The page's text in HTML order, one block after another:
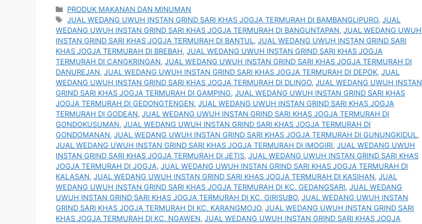
Kategori
PRODUK MAKANAN DAN MINUMAN
Tag
JUAL WEDANG UWUH INSTAN GRIND SARI KHAS JOGJA TERMURAH DI BAMBANGLIPURO,JUAL
WEDANG UWUH INSTAN GRIND SARI KHAS JOGJA TERMURAH DI BANGUNTAPAN, JUAL WEDANG UWUH
INSTAN GRIND SARI KHAS JOGJA TERMURAH DI BANTUL, JUAL WEDANG UWUH INSTAN GRIND SARI
KHAS JOGJA TERMURAH DI BREBAH, JUAL WEDANG UWUH INSTAN GRIND SARI KHAS JOGJA
TERMURAH DI CANGKRINGAN, JUAL WEDANG UWUH INSTAN GRIND SARI KHAS JOGJA TERMURAH DI
DANUREJAN, JUAL WEDANG UWUH INSTAN GRIND SARI KHAS JOGJA TERMURAH DI DEPOK, JUAL
WEDANG UWUH INSTAN GRIND SARI KHAS JOGJA TERMURAH DI DLINGO, JUAL WEDANG UWUH INSTAN
GRIND SARI KHAS JOGJA TERMURAH DI GAMPING, JUAL WEDANG UWUH INSTAN GRIND SARI KHAS
JOGJA TERMURAH DI GEDONGTENGEN, JUAL WEDANG UWUH INSTAN GRIND SARI KHAS JOGJA
TERMURAH DI GODEAN, JUAL WEDANG UWUH INSTAN GRIND SARI KHAS JOGJA TERMURAH DI
GONDOKUSUMAN, JUAL WEDANG UWUH INSTAN GRIND SARI KHAS JOGJA TERMURAH DI
GONDOMANAN, JUAL WEDANG UWUH INSTAN GRIND SARI KHAS JOGJA TERMURAH DI GUNUNGKIDUL,
JUAL WEDANG UWUH INSTAN GRIND SARI KHAS JOGJA TERMURAH DI IMOGIRI, JUAL WEDANG UWUH
INSTAN GRIND SARI KHAS JOGJA TERMURAH DI JETIS, JUAL WEDANG UWUH INSTAN GRIND SARI KHAS
JOGJA TERMURAH DI JOGJA, JUAL WEDANG UWUH INSTAN GRIND SARI KHAS JOGJA TERMURAH DI
KALASAN, JUAL WEDANG UWUH INSTAN GRIND SARI KHAS JOGJA TERMURAH DI KASIHAN, JUAL
WEDANG UWUH INSTAN GRIND SARI KHAS JOGJA TERMURAH DI KC. GEDANGSARI, JUAL WEDANG
UWUH INSTAN GRIND SARI KHAS JOGJA TERMURAH DI KC. GIRISUBO, JUAL WEDANG UWUH INSTAN
GRIND SARI KHAS JOGJA TERMURAH DI KC. KARANGMOJO, JUAL WEDANG UWUH INSTAN GRIND SARI
KHAS JOGJA TERMURAH DI KC. NGAWEN, JUAL WEDANG UWUH INSTAN GRIND SARI KHAS JOGJA